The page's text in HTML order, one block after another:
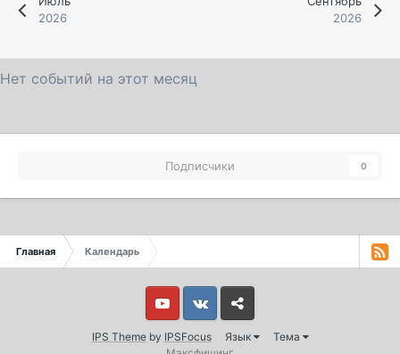
2026
2026
Нет событий на этот месяц
Подписчики 0
Главная Календарь
IPS Themeby IPSFocus Язык Тема
Youtube VkontakteYandex